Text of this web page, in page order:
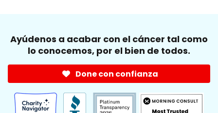
Ayúdenos a acabar con el cáncer tal como
lo conocemos, por el bien de todos.
Done con confianza